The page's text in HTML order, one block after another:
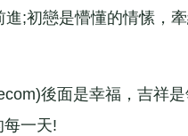
初戀是懵懂的情愫，牽
後面是幸福，吉祥是
一天!